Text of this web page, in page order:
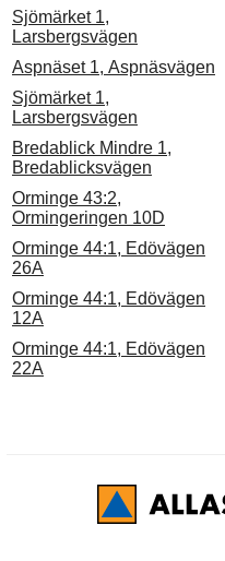
Sjömärket 1,
Larsbergsvägen
Aspnäset 1, Aspnäsvägen
Sjömärket 1,
Larsbergsvägen
Bredablick Mindre 1,
Bredablicksvägen
Orminge 43:2,
Ormingeringen 10D
Orminge 44:1, Edövägen
26A
Orminge 44:1, Edövägen
12A
Orminge 44:1, Edövägen
22A